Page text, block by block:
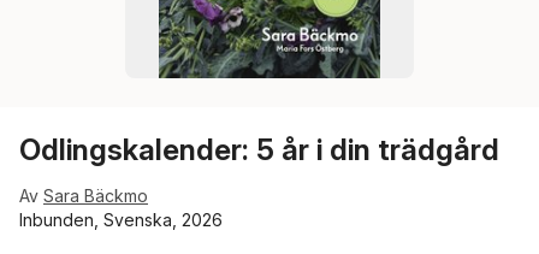
Odlingskalender: 5 år i din trädgård
Av Sara Bäckmo
Inbunden, Svenska, 2026